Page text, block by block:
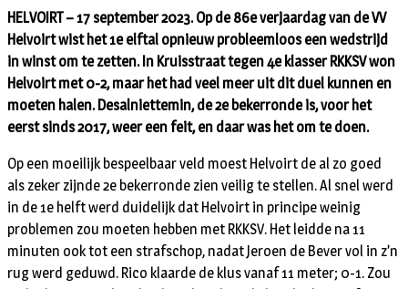
HELVOIRT – 17 september 2023. Op de 86e verjaardag van de VV
Helvoirt wist het 1e elftal opnieuw probleemloos een wedstrijd
in winst om te zetten. In Kruisstraat tegen 4e klasser RKKSV won
Helvoirt met 0-2, maar het had veel meer uit dit duel kunnen en
moeten halen. Desalniettemin, de 2e bekerronde is, voor het
eerst sinds 2017, weer een feit, en daar was het om te doen.
Op een moeilijk bespeelbaar veld moest Helvoirt de al zo goed
als zeker zijnde 2e bekerronde zien veilig te stellen. Al snel werd
in de 1e helft werd duidelijk dat Helvoirt in principe weinig
problemen zou moeten hebben met RKKSV. Het leidde na 11
minuten ook tot een strafschop, nadat Jeroen de Bever vol in z’n
rug werd geduwd. Rico klaarde de klus vanaf 11 meter; 0-1. Zou